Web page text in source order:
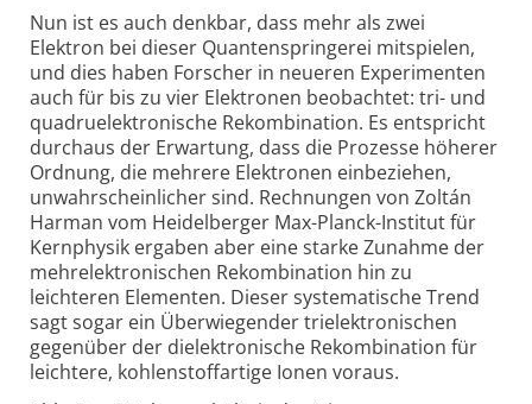
Nun ist es auch denkbar, dass mehr als zwei
Elektron bei dieser Quantenspringerei mitspielen,
und dies haben Forscher in neueren Experimenten
auch für bis zu vier Elektronen beobachtet: tri- und
quadruelektronische Rekombination. Es entspricht
durchaus der Erwartung, dass die Prozesse höherer
Ordnung, die mehrere Elektronen einbeziehen,
unwahrscheinlicher sind. Rechnungen von Zoltán
Harman vom Heidelberger Max-Planck-Institut für
Kernphysik ergaben aber eine starke Zunahme der
mehrelektronischen Rekombination hin zu
leichteren Elementen. Dieser systematische Trend
sagt sogar ein Überwiegender trielektronischen
gegenüber der dielektronische Rekombination für
leichtere, kohlenstoffartige Ionen voraus.